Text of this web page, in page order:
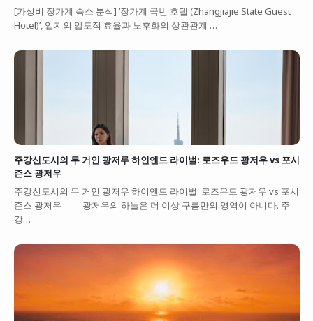
[가성비 장가계 숙소 분석] ‘장가계 국빈 호텔 (Zhangjiajie State Guest
Hotel)’, 입지의 압도적 효율과 노후화의 상관관계 …
주강신도시의 두 거인 광저루 하인엔드 라이벌: 로즈우드 광저우 vs 포시
즌스 광저우
주강신도시의 두 거인 광저우 하이엔드 라이벌: 로즈우드 광저우 vs 포시
즌스 광저우 광저우의 하늘은 더 이상 구름만의 영역이 아니다. 주
강…